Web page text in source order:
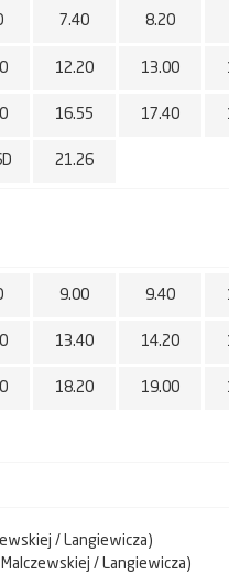
7.40 8.20
12.20 13.00
16.55 17.40
21.26
9.00 9.40
13.40 14.20
18.20 19.00
/ Langiewicza)
/ Langiewicza)